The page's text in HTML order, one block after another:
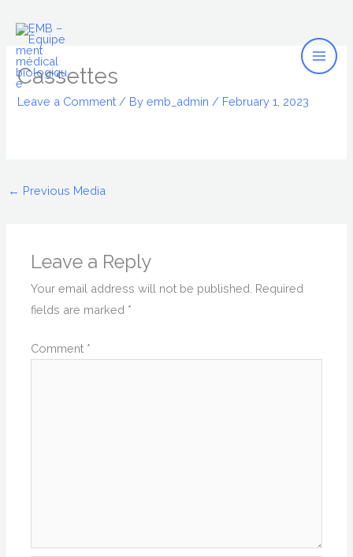
content
Cassettes
Leave a Comment / Byemb_admin / February 1, 2023
← Previous Media
Leave a Reply
Your email address will not be published. Required
fields are marked *
Comment *